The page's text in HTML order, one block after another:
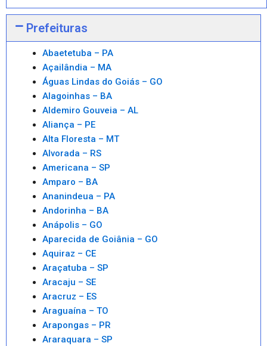
Prefeituras
Abaetetuba – PA
Açailândia – MA
Águas Lindas do Goiás – GO
Alagoinhas – BA
Aldemiro Gouveia – AL
Aliança – PE
Alta Floresta – MT
Alvorada – RS
Americana – SP
Amparo – BA
Ananindeua – PA
Andorinha – BA
Anápolis – GO
Aparecida de Goiânia – GO
Aquiraz – CE
Araçatuba – SP
Aracaju – SE
Aracruz – ES
Araguaína – TO
Arapongas – PR
Araraquara – SP